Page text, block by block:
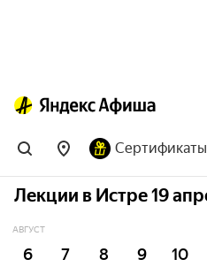
Сертификаты
Лекции в Истре 19
АВГУСТ
6 7 8 9 10